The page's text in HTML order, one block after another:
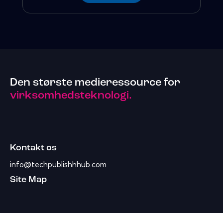
Den største medieressource for
virksomhedsteknologi.
Kontakt os
info@techpublishhhub.com
Site Map